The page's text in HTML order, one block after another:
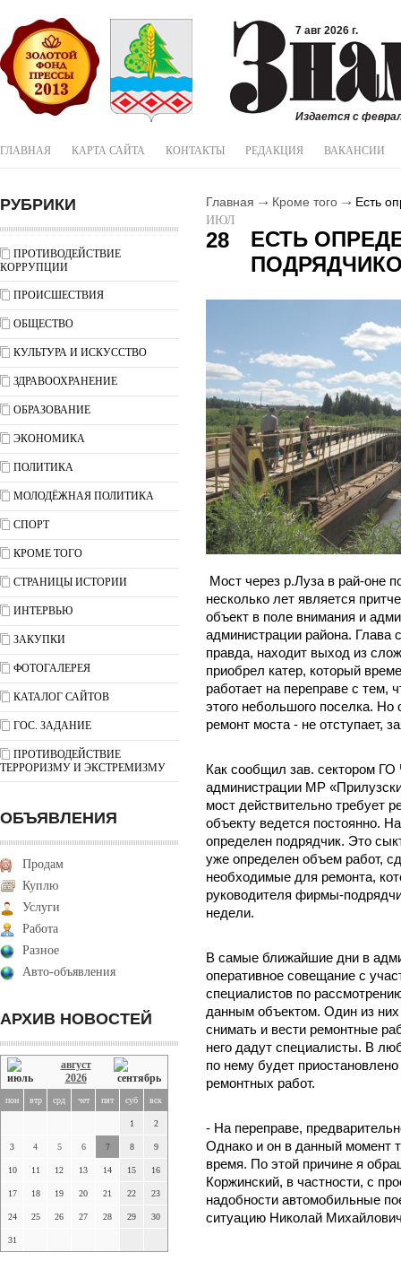
7 авг 2026 г.
Издается с
ГЛАВНАЯ КАРТА САЙТА КОНТАКТЫ РЕДАКЦИЯ ВАКАНСИИ
РУБРИКИ
ПРОТИВОДЕЙСТВИЕ
КОРРУПЦИИ
ПРОИСШЕСТВИЯ
ОБЩЕСТВО
КУЛЬТУРА И ИСКУССТВО
ЗДРАВООХРАНЕНИЕ
ОБРАЗОВАНИЕ
ЭКОНОМИКА
ПОЛИТИКА
МОЛОДЁЖНАЯ ПОЛИТИКА
СПОРТ
КРОМЕ ТОГО
СТРАНИЦЫ ИСТОРИИ
ИНТЕРВЬЮ
ЗАКУПКИ
ФОТОГАЛЕРЕЯ
КАТАЛОГ САЙТОВ
ГОС. ЗАДАНИЕ
ПРОТИВОДЕЙСТВИЕ
ТЕРРОРИЗМУ И ЭКСТРЕМИЗМУ
ОБЪЯВЛЕНИЯ
Продам
Куплю
Услуги
Работа
Разное
Авто-объявления
АРХИВ НОВОСТЕЙ
август
2026
пон втр срд чет пят суб вск
1 2
3 4 5 6 7 8 9
10 11 12 13 14 15 16
17 18 19 20 21 22 23
24 25 26 27 28 29 30
31
Главная Кроме того
Есть
ИЮЛ
28
ЕСТЬ
Мост через р.Луза в рай-оне
несколько лет является
объект в поле внимания и
администрации района. Глава
правда, находит выход из
приобрел катер, который
работает на переправе с тем,
этого небольшого поселка. Но
ремонт моста - не отступает,
Как сообщил зав. сектором
администрации МР
мост действительно требует
объекту ведется постоянно.
определен подрядчик. Это
уже определен объем работ,
необходимые для ремонта,
руководителя фирмы-
недели.
В самые ближайшие дни в
оперативное совещание с
специалистов по
данным объектом. Один из
снимать и вести ремонтные
него дадут специалисты. В
по нему будет
ремонтных работ.
- На переправе,
Однако и он в данный момент
время. По этой причине я
Коржинский, в частности, с
надобности автомобильные
ситуацию Николай